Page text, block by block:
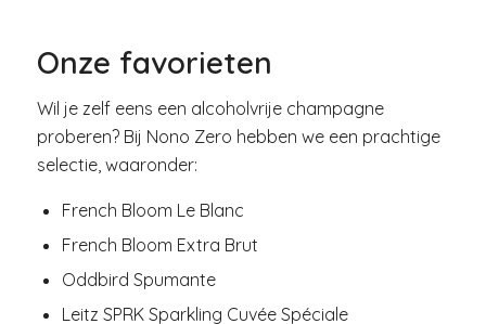
Onze favorieten
Wil je zelf eens een alcoholvrije champagne
proberen? Bij Nono Zero hebben we een prachtige
selectie, waaronder:
French Bloom Le Blanc
French Bloom Extra Brut
Oddbird Spumante
Leitz SPRK Sparkling Cuvée Spéciale